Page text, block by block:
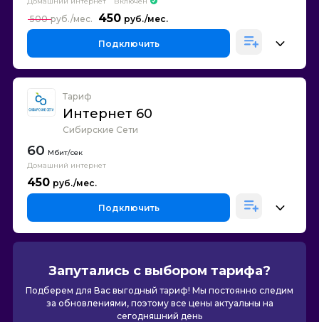
450
500
Подключить
Тариф
Интернет 60
Сибирские Сети
60
Домашний интернет
450
Подключить
Запутались с выбором тарифа?
Подберем для Вас выгодный тариф! Мы постоянно следим
за обновлениями, поэтому все цены актуальны на
сегодняшний день